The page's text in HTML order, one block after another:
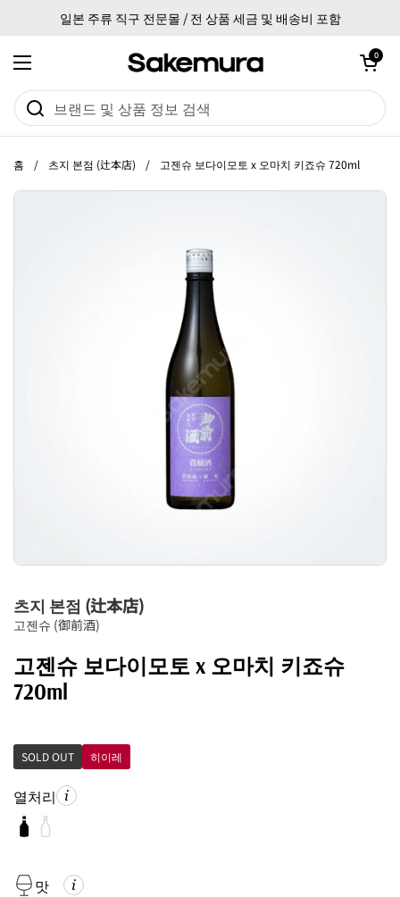
일본 주류 직구 전문몰 / 전 상품 세금 및 배송비 포함
메뉴 열기
카트 열기
0
홈 / 츠지 본점 (辻本店) / 고젠슈 보다이모토 x 오마치 키죠슈 720ml
츠지 본점 (辻本店)
고젠슈 (御前酒)
고젠슈 보다이모토 x 오마치 키죠슈
720ml
SOLD OUT 히이레
열처리
맛